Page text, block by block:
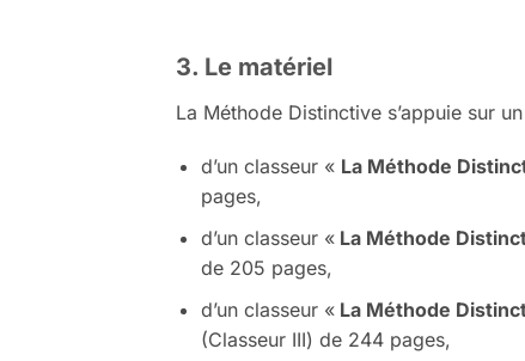
3. Le matériel
La Méthode Distinctive s’appuie sur un
d’un classeur « La Méthode
pages,
d’un classeur «La Méthode
de 205 pages,
d’un classeur «La Méthode
(Classeur III) de 244 pages,